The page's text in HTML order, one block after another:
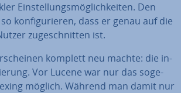
Ein­stel­lungs­mög­lich­kei­ten. Den
kon­fi­gu­rie­ren, dass er genau auf die
zu­ge­schnit­ten ist.
komplett neu machte: die in­
Vor Lucene war nur das so­ge­
möglich. Während man damit nur